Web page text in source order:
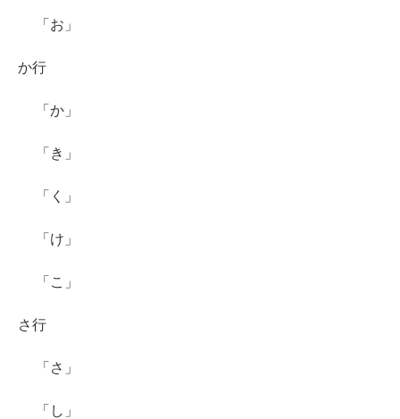
「お」
か行
「か」
「き」
「く」
「け」
「こ」
さ行
「さ」
「し」